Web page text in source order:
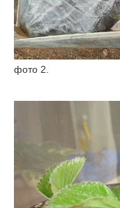
фото 2.